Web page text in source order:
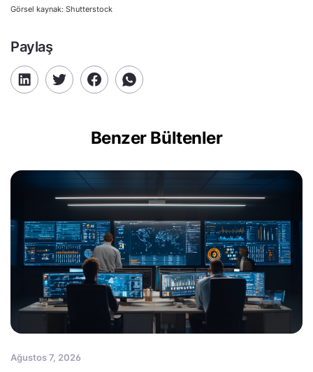
Görsel kaynak: Shutterstock
Paylaş
Benzer Bültenler
Ağustos 7, 2026